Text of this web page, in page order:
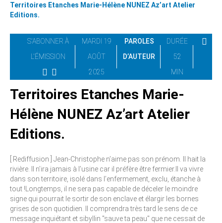
Territoires Etanches Marie-Hélène NUNEZ Az’art Atelier
Editions.
S'ABONNER À
L'ÉMISSION
MARDI 19
AOÛT
2025
PAROLES
D’AUTEUR
DURÉE
52
MIN
Territoires Etanches Marie-
Hélène NUNEZ Az’art Atelier
Editions.
[ Rediffusion ] Jean-Christophe n’aime pas son prénom. Il hait la
rivière. Il n’ira jamais à l’usine car il préfère être fermier.Il va vivre
dans son territoire, isolé dans l’enfermement, exclu, étanche à
tout !Longtemps, il ne sera pas capable de déceler le moindre
signe qui pourrait le sortir de son enclave et élargir les bornes
grises de son quotidien. Il comprendra très tard le sens de ce
message inquiétant et sibyllin "sauve ta peau" que ne cessait de